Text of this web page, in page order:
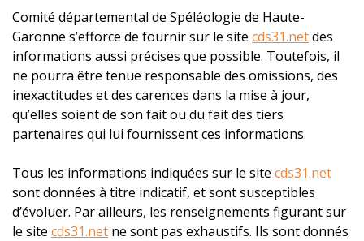
Comité départemental de Spéléologie de Haute-
Garonne s’efforce de fournir sur le site cds31.netdes
informations aussi précises que possible. Toutefois, il
ne pourra être tenue responsable des omissions, des
inexactitudes et des carences dans la mise à jour,
qu’elles soient de son fait ou du fait des tiers
partenaires qui lui fournissent ces informations.
Tous les informations indiquées sur le site cds31.net
sont données à titre indicatif, et sont susceptibles
d’évoluer. Par ailleurs, les renseignements figurant sur
le site cds31.net ne sont pas exhaustifs. Ils sont donnés